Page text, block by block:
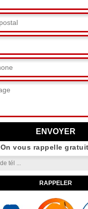
On vous rappelle